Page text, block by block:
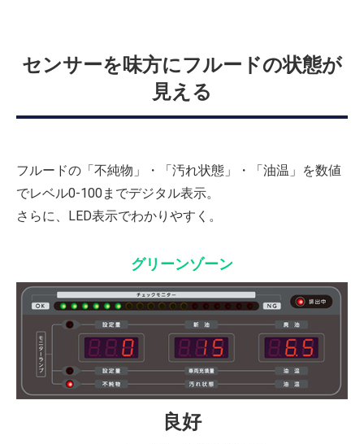
センサーを味方にフルードの状態が
見える
フルードの「不純物」・「汚れ状態」・「油温」を数値
でレベル0-100までデジタル表示。
さらに、LED表示でわかりやすく。
グリーンゾーン
良好